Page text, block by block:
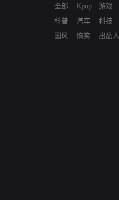
全部
科普
国风
Kpop
汽车
搞笑
游戏
科技
出品人